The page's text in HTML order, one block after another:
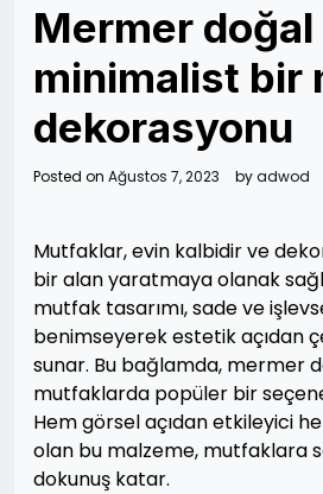
Mermer
minimalist bir
dekorasyonu
Posted on Ağustos 7, 2023 byadwod
Mutfaklar, evin kalbidir ve
bir alan yaratmaya olanak
mutfak tasarımı, sade ve
benimseyerek estetik açıdan
sunar. Bu bağlamda, mermer
mutfaklarda popüler bir
Hem görsel açıdan etkileyici
olan bu malzeme, mutfaklara
dokunuş katar.